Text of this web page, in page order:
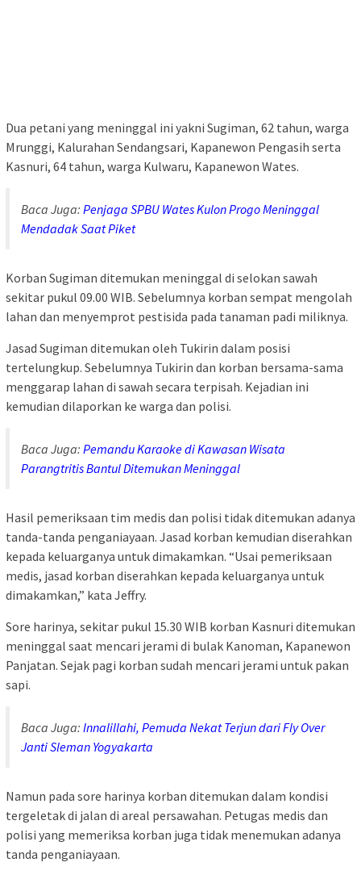
Dua petani yang meninggal ini yakni Sugiman, 62 tahun, warga
Mrunggi, Kalurahan Sendangsari, Kapanewon Pengasih serta
Kasnuri, 64 tahun, warga Kulwaru, Kapanewon Wates.
Baca Juga: Penjaga SPBU Wates Kulon Progo Meninggal
Mendadak Saat Piket
Korban Sugiman ditemukan meninggal di selokan sawah
sekitar pukul 09.00 WIB. Sebelumnya korban sempat mengolah
lahan dan menyemprot pestisida pada tanaman padi miliknya.
Jasad Sugiman ditemukan oleh Tukirin dalam posisi
tertelungkup. Sebelumnya Tukirin dan korban bersama-sama
menggarap lahan di sawah secara terpisah. Kejadian ini
kemudian dilaporkan ke warga dan polisi.
Baca Juga: Pemandu Karaoke di Kawasan Wisata
Parangtritis Bantul Ditemukan Meninggal
Hasil pemeriksaan tim medis dan polisi tidak ditemukan adanya
tanda-tanda penganiayaan. Jasad korban kemudian diserahkan
kepada keluarganya untuk dimakamkan. “Usai pemeriksaan
medis, jasad korban diserahkan kepada keluarganya untuk
dimakamkan,” kata Jeffry.
Sore harinya, sekitar pukul 15.30 WIB korban Kasnuri ditemukan
meninggal saat mencari jerami di bulak Kanoman, Kapanewon
Panjatan. Sejak pagi korban sudah mencari jerami untuk pakan
sapi.
Baca Juga: Innalillahi, Pemuda Nekat Terjun dari Fly Over
Janti Sleman Yogyakarta
Namun pada sore harinya korban ditemukan dalam kondisi
tergeletak di jalan di areal persawahan. Petugas medis dan
polisi yang memeriksa korban juga tidak menemukan adanya
tanda penganiayaan.